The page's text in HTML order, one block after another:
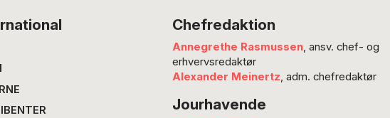
vi udfordrer vores
forestillinger en lille
som bekendt dækker
Chefredaktion
Annegrethe Rasmussen, ansv. chef- og
erhvervsredaktør
Alexander Meinertz , adm. chefredaktør
Jourhavende